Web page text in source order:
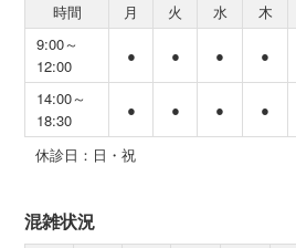
時間 月 火 水 木
9:00～
12:00
● ● ● ●
14:00～
18:30
● ● ● ●
休診日：日・祝
混雑状況